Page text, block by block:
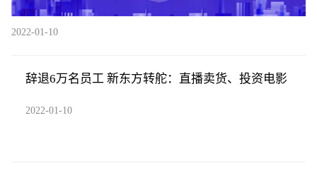
2022-01-10
辞退6万名员工 新东方转舵：直播卖货、投资电影
2022-01-10